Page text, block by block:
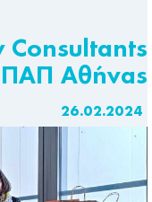
Consultants
Αθήνας
26.02.2024